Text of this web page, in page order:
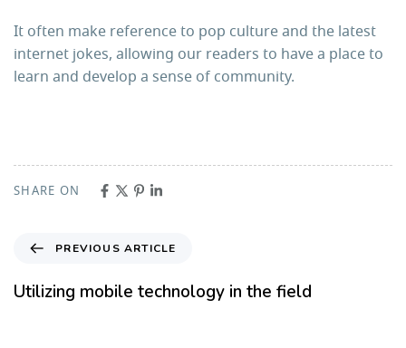
It often make reference to pop culture and the latest
internet jokes, allowing our readers to have a place to
learn and develop a sense of community.
SHARE ON
PREVIOUS ARTICLE
Utilizing mobile technology in the field